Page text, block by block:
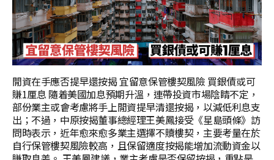
閒資在手應否提早還按揭 宜留意保管樓契風險 買銀債或可
賺1厘息 隨着美國加息預期升溫，連帶投資市場陰睛不定，
部份業主或會考慮將手上閒資提早清還按揭，以減低利息支
出；不過，中原按揭董事總經理王美鳳接受《星島頭條》訪
問時表示，近年愈來愈多業主選擇不贖樓契，主要考量在於
自行保管樓契風險較高，且保留適度按揭能增加流動資金以